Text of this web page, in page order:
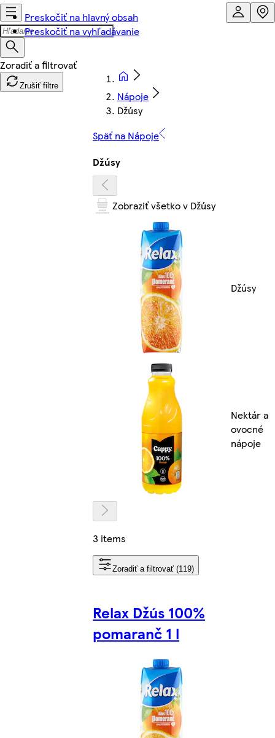
Preskočiť na hlavný obsah
Preskočiť na vyhľadávanie
Zrušiť filtre
Nápoje
Džúsy
Späť na Nápoje
Džúsy
Zobraziť všetko v Džúsy
Džúsy
Nektár a
ovocné
nápoje
3 items
Zoradiť a filtrovať (119)
Relax Džús 100%
pomaranč 1 l